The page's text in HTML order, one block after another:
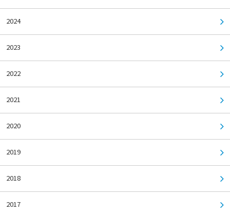
2024
2023
2022
2021
2020
2019
2018
2017